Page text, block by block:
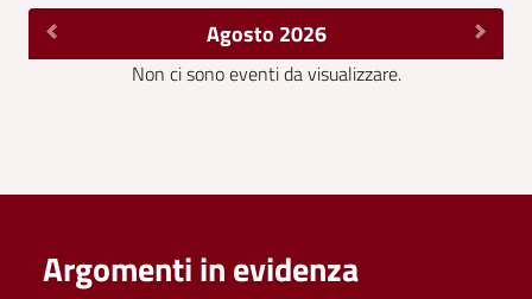
Agosto 2026
Non ci sono eventi da visualizzare.
Argomenti in evidenza